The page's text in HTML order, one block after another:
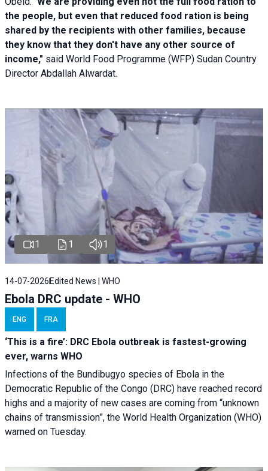
the people, but even that reduced food ration is being
shared by the recipients with other families, because
they know that they don't have any other source of
income," said World Food Programme (WFP) Sudan Country
Director Abdallah Alwardat.
1 1 1
14-07-2026 Edited News | WHO
Ebola DRC update - WHO
ENG FRA
‘This is a fire’: DRC Ebola outbreak is fastest-growing
ever, warns WHO
Infections of the Bundibugyo species of Ebola in the
Democratic Republic of the Congo (DRC) have reached record
highs and a majority of new cases are coming from “unknown
chains of transmission”, the World Health Organization (WHO)
warned on Tuesday.